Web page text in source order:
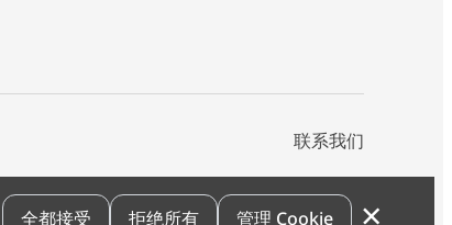
全都接受 拒绝所有 管理 Cookie
联系我们
您的隐私选项 霍尼韦尔科技Cookie通知退订 漏洞报告